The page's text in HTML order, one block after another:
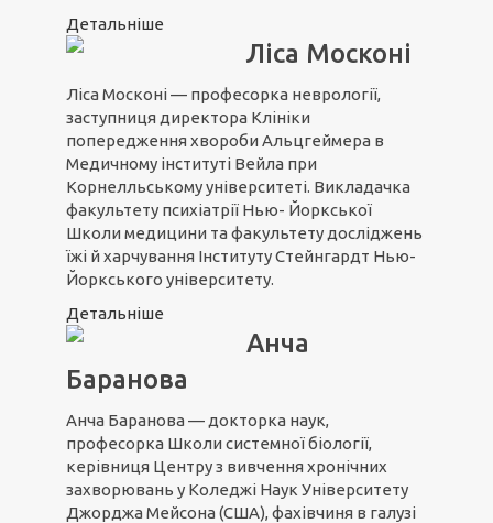
Детальніше
Ліса Москоні
Ліса Москоні — професорка неврології,
заступниця директора Клініки
попередження хвороби Альцгеймера в
Медичному інституті Вейла при
Корнелльському університеті. Викладачка
факультету психіатрії Нью- Йоркської
Школи медицини та факультету досліджень
їжі й харчування Інституту Стейнгардт Нью-
Йоркського університету.
Детальніше
Анча
Баранова
Анча Баранова — докторка наук,
професорка Школи системної біології,
керівниця Центру з вивчення хронічних
захворювань у Коледжі Наук Університету
Джорджа Мейсона (США), фахівчиня в галузі